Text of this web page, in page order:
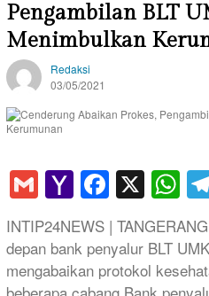
Pengambilan BLT
Menimbulkan
Redaksi
03/05/2021
GmailYahoo
Mail
X
INTIP24NEWS |
depan bank penyalur BLT
mengabaikan protokol